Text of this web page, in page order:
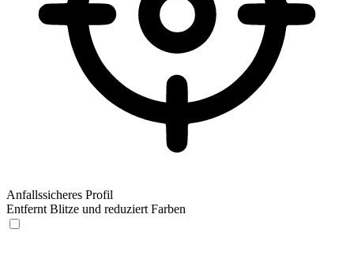
Anfallssicheres Profil
Entfernt Blitze und reduziert Farben